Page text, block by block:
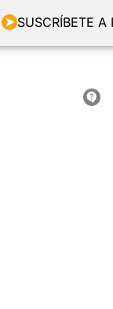
SUSCRÍBETE A